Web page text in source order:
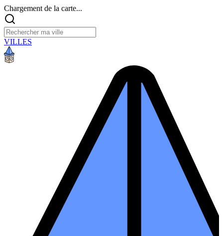
Chargement de la carte...
VILLES